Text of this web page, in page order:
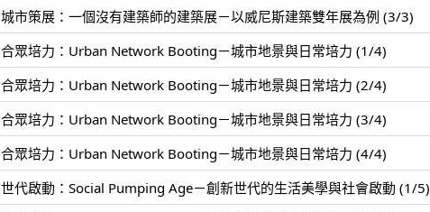
城市策展：一個沒有建築師的建築展－以威尼斯建築雙年展為例 (3/3)
合眾培力：Urban Network Booting－城市地景與日常培力 (1/4)
合眾培力：Urban Network Booting－城市地景與日常培力 (2/4)
合眾培力：Urban Network Booting－城市地景與日常培力 (3/4)
合眾培力：Urban Network Booting－城市地景與日常培力 (4/4)
世代啟動：Social Pumping Age－創新世代的生活美學與社會啟動 (1/5)